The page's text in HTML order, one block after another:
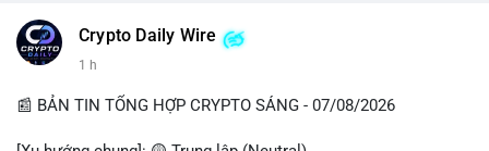
Crypto Daily Wire
1 h
📰 BẢN TIN TỔNG HỢP CRYPTO SÁNG - 07/08/2026